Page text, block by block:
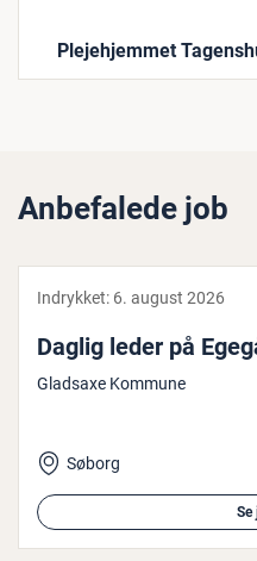
Plejehjemmet
Anbefalede job
Indrykket: 6. august 2026
Daglig leder på
Gladsaxe Kommune
Søborg
Se